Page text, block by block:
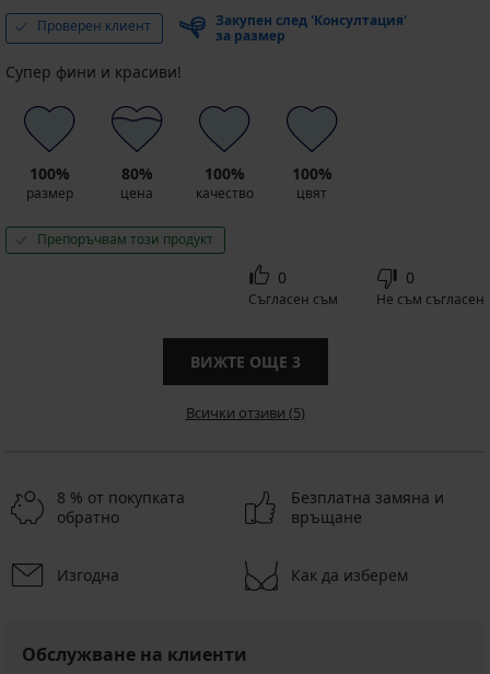
Проверен клиент
Закупен след 'Консултация'
за размер
Супер фини и красиви!
100%
размер
80%
цена
100%
качество
100%
цвят
Препоръчвам този продукт
0
Съгласен съм
0
Не съм съгласен
ВИЖТЕ ОЩЕ 3
Всички отзиви (5)
8 % от покупката
обратно
Безплатна замяна и
връщане
Изгодна Как да изберем
Обслужване на клиенти